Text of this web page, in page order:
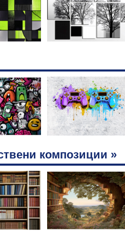
композиции »